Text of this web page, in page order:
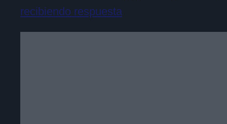
recibiendo respuesta